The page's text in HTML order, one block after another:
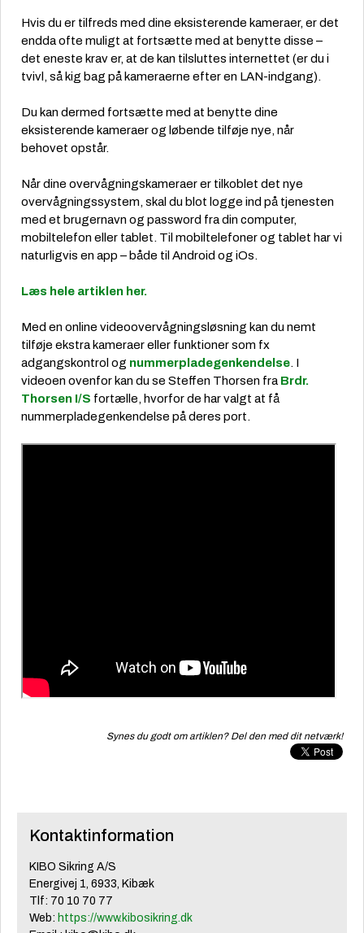
Hvis du er tilfreds med dine eksisterende kameraer, er det
endda ofte muligt at fortsætte med at benytte disse –
det eneste krav er, at de kan tilsluttes internettet (er du i
tvivl, så kig bag på kameraerne efter en LAN-indgang).
Du kan dermed fortsætte med at benytte dine
eksisterende kameraer og løbende tilføje nye, når
behovet opstår.
Når dine overvågningskameraer er tilkoblet det nye
overvågningssystem, skal du blot logge ind på tjenesten
med et brugernavn og password fra din computer,
mobiltelefon eller tablet. Til mobiltelefoner og tablet har vi
naturligvis en app – både til Android og iOs.
Læs hele artiklen her.
Med en online videoovervågningsløsning kan du nemt
tilføje ekstra kameraer eller funktioner som fx
adgangskontrol og nummerpladegenkendelse. I
videoen ovenfor kan du se Steffen Thorsen fra Brdr.
Thorsen I/S fortælle, hvorfor de har valgt at få
nummerpladegenkendelse på deres port.
Synes du godt om artiklen? Del den med dit netværk!
Kontaktinformation
KIBO Sikring A/S
Energivej 1, 6933, Kibæk
Tlf: 70 10 70 77
Web: https://www.kibosikring.dk